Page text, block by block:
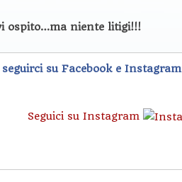
ospito…ma niente litigi!!!
su Facebook e Instagram
Seguici su Instagram